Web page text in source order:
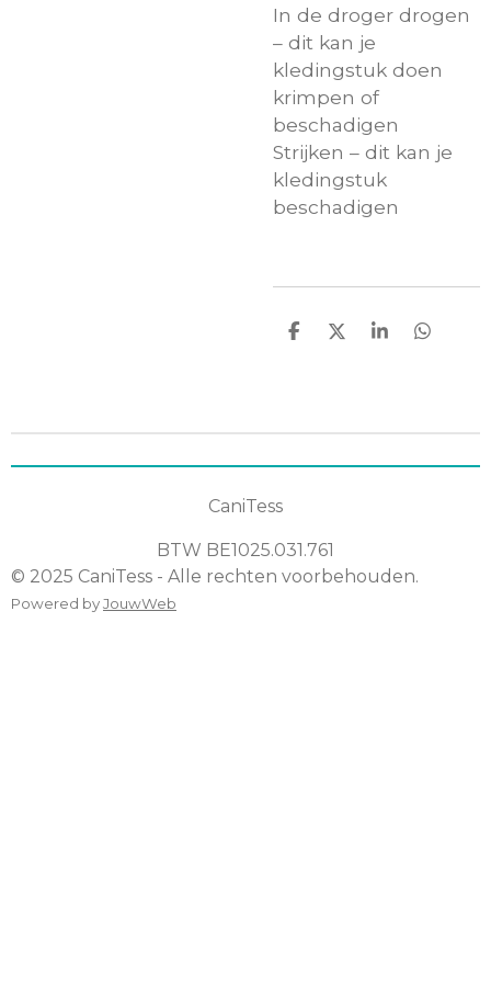
In de droger drogen
– dit kan je
kledingstuk doen
krimpen of
beschadigen
Strijken – dit kan je
kledingstuk
beschadigen
D
D
S
D
CaniTess
BTW BE1025.031.761
© 2025 CaniTess - Alle rechten voorbehouden.
Powered byJouwWeb